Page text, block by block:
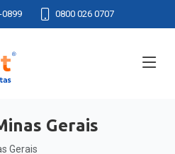
0800 026 0707
Gerais
Gerais